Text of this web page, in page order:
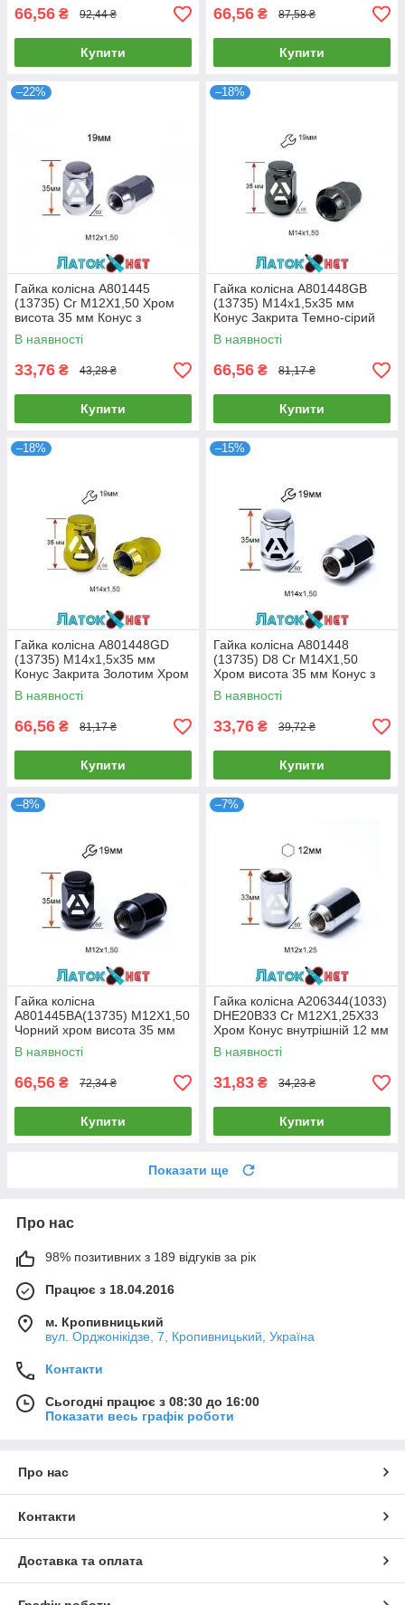
66,56 ₴ 92,44 ₴
Купити
66,56 ₴ 87,58 ₴
Купити
–22%
Гайка колісна A801445
(13735) Cr M12X1,50 Хром
висота 35 мм Конус з
виступом закритий ключ 19
мм
В наявності
33,76 ₴ 43,28 ₴
Купити
–18%
Гайка колісна A801448GB
(13735) M14х1,5х35 мм
Конус Закрита Темно-сірий
Ключ 19
В наявності
66,56 ₴ 81,17 ₴
Купити
–18%
Гайка колісна A801448GD
(13735) M14х1,5х35 мм
Конус Закрита Золотим Хром
Ключ 19
В наявності
66,56 ₴ 81,17 ₴
Купити
–15%
Гайка колісна A801448
(13735) D8 Cr M14X1,50
Хром висота 35 мм Конус з
виступом закриті ключ 19 мм
В наявності
33,76 ₴ 39,72 ₴
Купити
–8%
Гайка колісна
A801445BA(13735) M12X1,50
Чорний хром висота 35 мм
Конус з виступом закритий
ключ 19 мм
В наявності
66,56 ₴ 72,34 ₴
Купити
–7%
Гайка колісна A206344(1033)
DHE20B33 Cr M12X1,25X33
Хром Конус внутрішній 12 мм
шестигранник діаметр 20 мм
В наявності
31,83 ₴ 34,23 ₴
Купити
Показати ще
Про нас
98% позитивних з 189 відгуків за рік
Працює з 18.04.2016
м. Кропивницький
вул. Орджонікідзе, 7, Кропивницький, Україна
Контакти
Сьогодні працює з 08:30 до 16:00
Показати весь графік роботи
Про нас
Контакти
Доставка та оплата